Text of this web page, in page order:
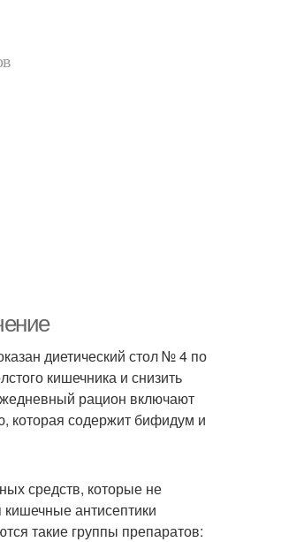
диетический стол № 4 по
кишечника и снизить
рацион включают
которая содержит бифидум и
средств, которые не
антисептики
такие группы препаратов: